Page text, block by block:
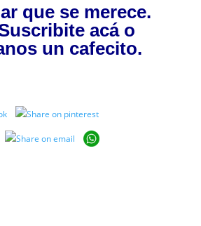
que se merece.
acáo
un cafecito.